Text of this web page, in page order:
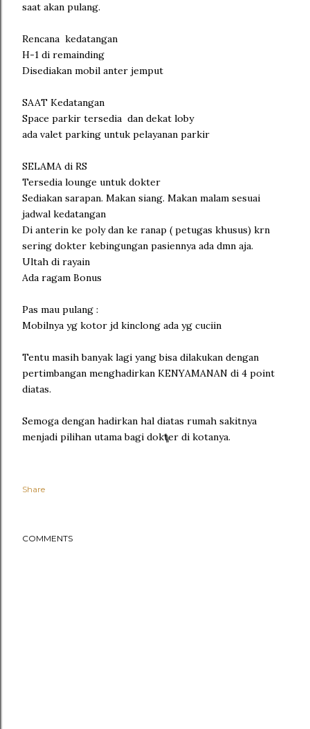
saat akan pulang.
Rencana kedatangan
H-1 di remainding
Disediakan mobil anter jemput
SAAT Kedatangan
Space parkir tersedia dan dekat loby
ada valet parking untuk pelayanan parkir
SELAMA di RS
Tersedia lounge untuk dokter
Sediakan sarapan. Makan siang. Makan malam sesuai
jadwal kedatangan
Di anterin ke poly dan ke ranap ( petugas khusus) krn
sering dokter kebingungan pasiennya ada dmn aja.
Ultah di rayain
Ada ragam Bonus
Pas mau pulang :
Mobilnya yg kotor jd kinclong ada yg cuciin
Tentu masih banyak lagi yang bisa dilakukan dengan
pertimbangan menghadirkan KENYAMANAN di 4 point
diatas.
Semoga dengan hadirkan hal diatas rumah sakitnya
menjadi pilihan utama bagi dokter di kotanya.
Share
COMMENTS